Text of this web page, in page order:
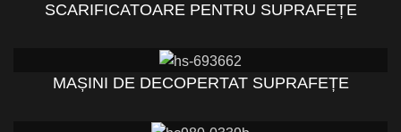
SCARIFICATOARE PENTRU SUPRAFEȚE
MAȘINI DE DECOPERTAT SUPRAFEȚE